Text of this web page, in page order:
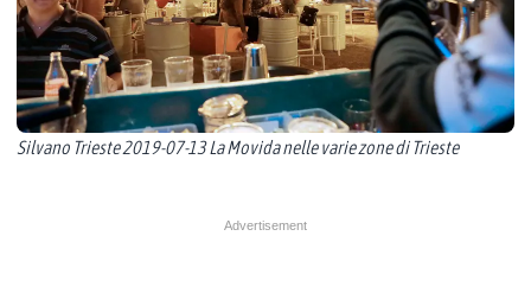
Silvano Trieste 2019-07-13 La Movida nelle varie zone di Trieste